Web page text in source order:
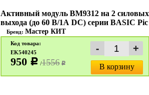
Активный модуль BM9312 на 2 силовых
выхода (до 60 В/1А DC) серии BASIC Pic
Бренд: Мастер КИТ
Код товара:
EK540245
950 c /1556 c В корзину